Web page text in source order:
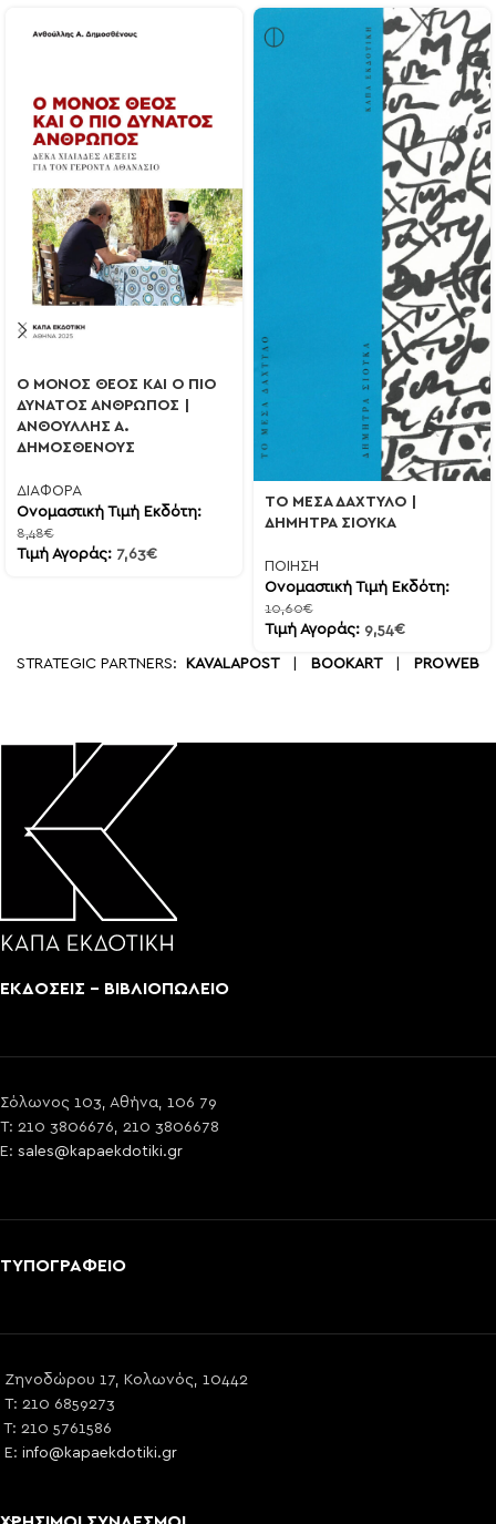
Ο ΜΟΝΟΣ ΘΕΟΣ ΚΑΙ Ο ΠΙΟ
ΔΥΝΑΤΟΣ ΑΝΘΡΩΠΟΣ |
ΑΝΘΟΥΛΛΗΣ Α.
ΔΗΜΟΣΘΕΝΟΥΣ
ΔΙΑΦΟΡΑ
Ονομαστική Τιμή Εκδότη:
8,48€
Τιμή Αγοράς: 7,63€
ΤΟ ΜΕΣΑ ΔΑΧΤΥΛΟ |
ΔΗΜΗΤΡΑ ΣΙΟΥΚΑ
ΠΟΙΗΣΗ
Ονομαστική Τιμή Εκδότη:
10,60€
Τιμή Αγοράς: 9,54€
STRATEGIC PARTNERS: KAVALAPOST| BOOKART| PROWEB
ΕΚΔΟΣΕΙΣ - ΒΙΒΛΙΟΠΩΛΕΙΟ
Σόλωνος 103, Αθήνα, 106 79
T: 210 3806676, 210 3806678
E: sales@kapaekdotiki.gr
ΤΥΠΟΓΡΑΦΕΙΟ
Ζηνοδώρου 17, Κολωνός, 10442
T: 210 6859273
T: 210 5761586
E: info@kapaekdotiki.gr